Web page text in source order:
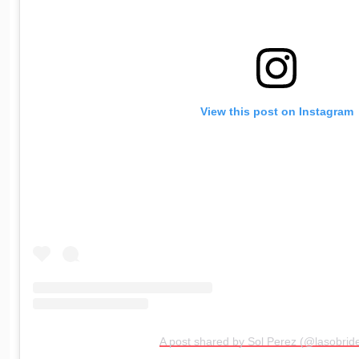
View this post on Instagram
A post shared by Sol Perez